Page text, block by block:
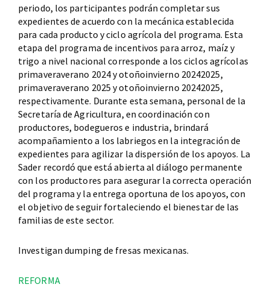
periodo, los participantes podrán completar sus
expedientes de acuerdo con la mecánica establecida
para cada producto y ciclo agrícola del programa. Esta
etapa del programa de incentivos para arroz, maíz y
trigo a nivel nacional corresponde a los ciclos agrícolas
primaveraverano 2024 y otoñoinvierno 20242025,
primaveraverano 2025 y otoñoinvierno 20242025,
respectivamente. Durante esta semana, personal de la
Secretaría de Agricultura, en coordinación con
productores, bodegueros e industria, brindará
acompañamiento a los labriegos en la integración de
expedientes para agilizar la dispersión de los apoyos. La
Sader recordó que está abierta al diálogo permanente
con los productores para asegurar la correcta operación
del programa y la entrega oportuna de los apoyos, con
el objetivo de seguir fortaleciendo el bienestar de las
familias de este sector.
Investigan dumping de fresas mexicanas.
REFORMA